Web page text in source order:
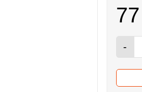
-